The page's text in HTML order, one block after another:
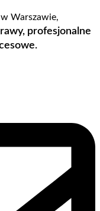
Warszawie,
profesjonalne